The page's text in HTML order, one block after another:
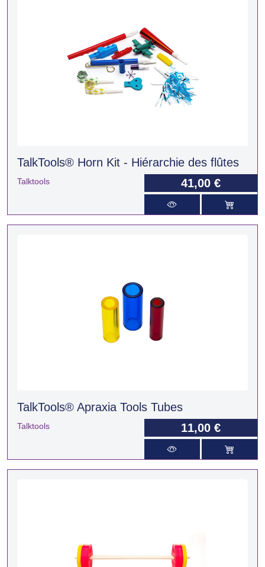
TalkTools® Horn Kit - Hiérarchie des flûtes
Talktools 41,00 €
TalkTools® Apraxia Tools Tubes
Talktools 11,00 €